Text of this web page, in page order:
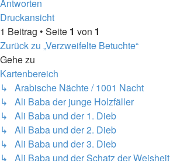
Antworten
Druckansicht
1 Beitrag • Seite 1 von 1
Zurück zu „Verzweifelte Betuchte“
Gehe zu
Kartenbereich
↳ Arabische Nächte / 1001 Nacht
↳ Ali Baba der junge Holzfäller
↳ Ali Baba und der 1. Dieb
↳ Ali Baba und der 2. Dieb
↳ Ali Baba und der 3. Dieb
↳ Ali Baba und der Schatz der Weisheit